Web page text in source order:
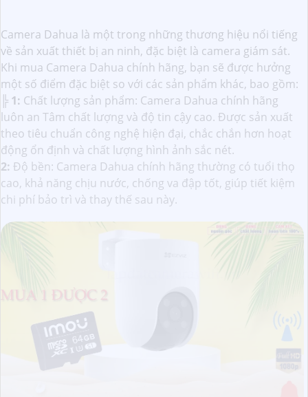
Camera Dahua là một trong những thương hiệu nổi tiếng
về sản xuất thiết bị an ninh, đặc biệt là camera giám sát.
Khi mua Camera Dahua chính hãng, bạn sẽ được hưởng
một số điểm đặc biệt so với các sản phẩm khác, bao gồm:
╠ 1: Chất lượng sản phẩm: Camera Dahua chính hãng
luôn an Tâm chất lượng và độ tin cậy cao. Được sản xuất
theo tiêu chuẩn công nghệ hiện đại, chắc chắn hơn hoạt
động ổn định và chất lượng hình ảnh sắc nét.
2: Độ bền: Camera Dahua chính hãng thường có tuổi thọ
cao, khả năng chịu nước, chống va đập tốt, giúp tiết kiệm
chi phí bảo trì và thay thế sau này.